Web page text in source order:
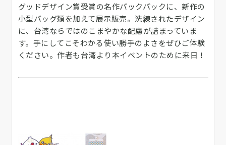
グッドデザイン賞受賞の名作バックパックに、新作の
小型バッグ類を加えて展示販売。洗練されたデザイン
に、台湾ならではのこまやかな配慮が詰まっていま
す。手にしてこそわかる使い勝手のよさをぜひご体験
ください。作者も台湾より本イベントのために来日！